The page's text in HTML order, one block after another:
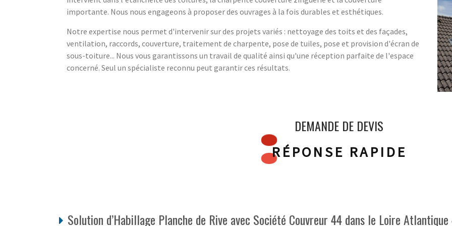
importante. Nous nous engageons à proposer des ouvrages à la fois durables et esthétiques.
Notre expertise nous permet d'intervenir sur des projets variés : nettoyage des toits et des façades,
ventilation, raccords, couverture, traitement de charpente, pose de tuiles, pose et provision d'écran de
sous-toiture... Nous vous garantissons un travail de qualité ainsi qu'une réception parfaite de l'espace
concerné. Seul un spécialiste reconnu peut garantir ces résultats.
DEMANDE DE DEVIS
RÉPONSE RAPIDE
Solution d’Habillage Planche de Rive avec Société Couvreur 44 dans le Loire